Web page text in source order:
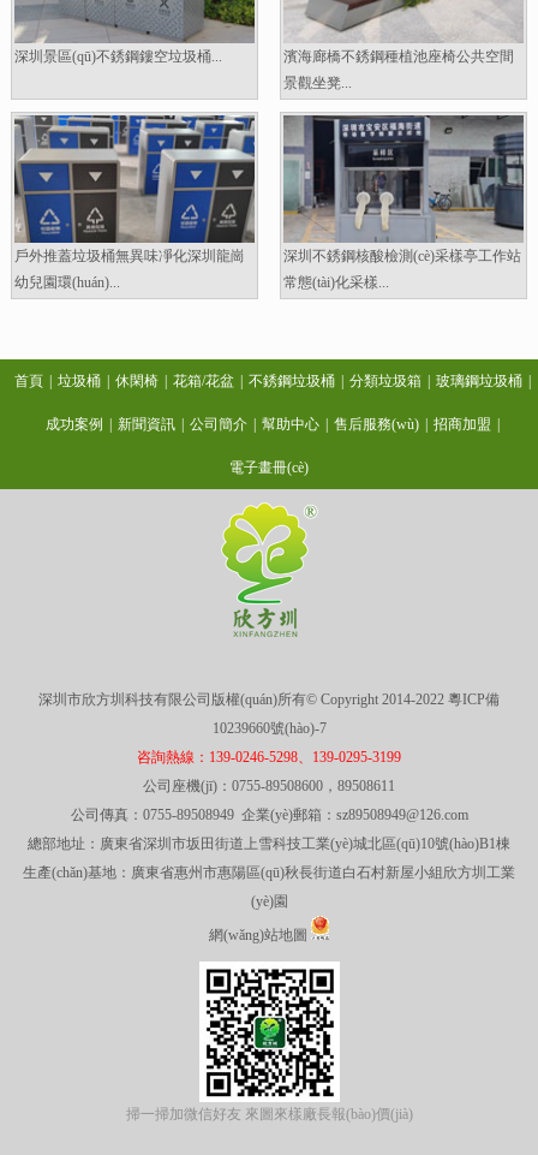
深圳景區(qū)不銹鋼鏤空垃圾桶...
濱海廊橋不銹鋼種植池座椅公共空間
景觀坐凳...
戶外推蓋垃圾桶無異味凈化深圳龍崗
幼兒園環(huán)...
深圳不銹鋼核酸檢測(cè)采樣亭工作站
常態(tài)化采樣...
首頁 垃圾桶 休閑椅 花箱/花盆 不銹鋼垃圾桶 分類垃圾箱 玻璃鋼垃圾桶
成功案例 新聞資訊 公司簡介 幫助中心 售后服務(wù) 招商加盟
電子畫冊(cè)
深圳市欣方圳科技有限公司版權(quán)所有© Copyright 2014-2022 粵ICP備
10239660號(hào)-7
咨詢熱線：139-0246-5298、139-0295-3199
公司座機(jī)：0755-89508600，89508611
公司傳真：0755-89508949 企業(yè)郵箱：sz89508949@126.com
總部地址：廣東省深圳市坂田街道上雪科技工業(yè)城北區(qū)10號(hào)B1棟
生產(chǎn)基地：廣東省惠州市惠陽區(qū)秋長街道白石村新屋小組欣方圳工業
(yè)園
網(wǎng)站地圖
掃一掃加微信好友 來圖來樣廠長報(bào)價(jià)